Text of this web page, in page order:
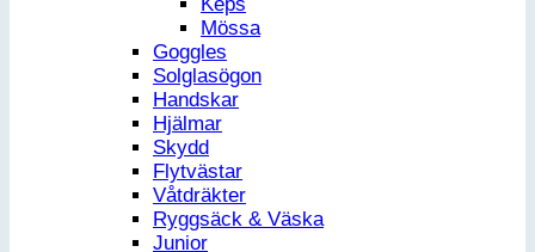
Keps
Mössa
Goggles
Solglasögon
Handskar
Hjälmar
Skydd
Flytvästar
Våtdräkter
Ryggsäck & Väska
Junior